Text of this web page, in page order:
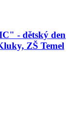
- dětský den
ZŠ Temel